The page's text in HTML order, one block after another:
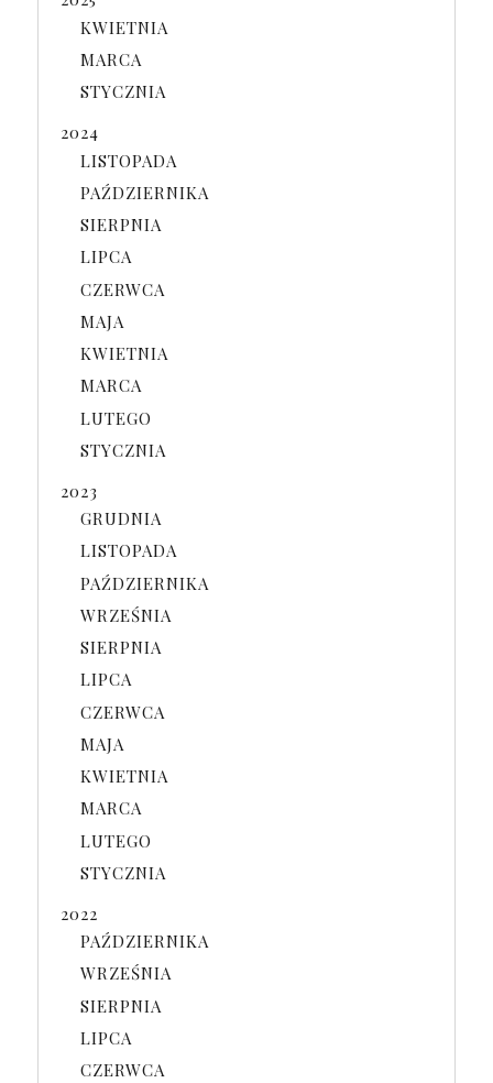
KWIETNIA
MARCA
STYCZNIA
2024
LISTOPADA
PAŹDZIERNIKA
SIERPNIA
LIPCA
CZERWCA
MAJA
KWIETNIA
MARCA
LUTEGO
STYCZNIA
2023
GRUDNIA
LISTOPADA
PAŹDZIERNIKA
WRZEŚNIA
SIERPNIA
LIPCA
CZERWCA
MAJA
KWIETNIA
MARCA
LUTEGO
STYCZNIA
2022
PAŹDZIERNIKA
WRZEŚNIA
SIERPNIA
LIPCA
CZERWCA